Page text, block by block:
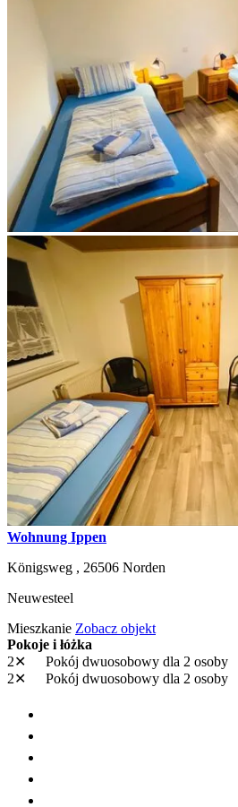
Wohnung Ippen
Königsweg , 26506 Norden
Neuwesteel
Mieszkanie Zobacz objekt
Pokoje i łóżka
2✕
Pokój dwuosobowy dla 2 osoby
2✕
Pokój dwuosobowy dla 2 osoby